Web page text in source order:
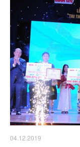
cho giáo dục của
04.12.2019